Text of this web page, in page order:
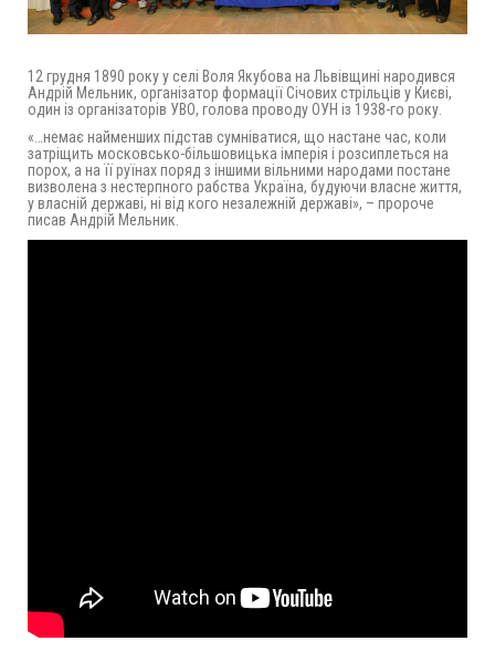
12 грудня 1890 року у селі Воля Якубова на Львівщині народився
Андрій Мельник, організатор формації Січових стрільців у Києві,
один із організаторів УВО, голова проводу ОУН із 1938-го року.
«…немає найменших підстав сумніватися, що настане час, коли
затріщить московсько-більшовицька імперія і розсиплеться на
порох, а на її руїнах поряд з іншими вільними народами постане
визволена з нестерпного рабства Україна, будуючи власне життя,
у власній державі, ні від кого незалежній державі», – пророче
писав Андрій Мельник.